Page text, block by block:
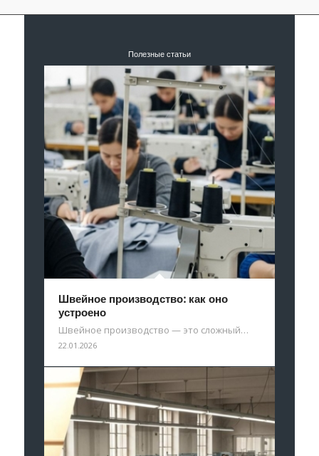
Полезные статьи
Швейное производство: как оно
устроено
Швейное производство — это сложный…
22.01.2026